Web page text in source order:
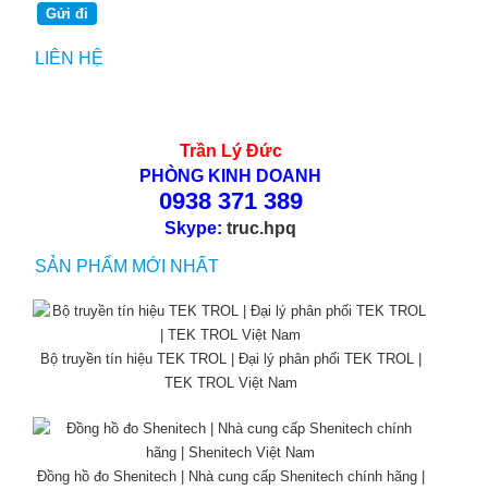
LIÊN HỆ
Trần Lý Đức
PHÒNG KINH DOANH
0938 371 389
Skype:truc.hpq
SẢN PHẨM MỚI NHẤT
Bộ truyền tín hiệu TEK TROL | Đại lý phân phối TEK TROL |
TEK TROL Việt Nam
Đồng hồ đo Shenitech | Nhà cung cấp Shenitech chính hãng |